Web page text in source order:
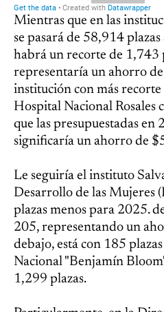
Mientras que en las
se pasará de 58,914
habrá un recorte de 1,743
representaría un ahorro
institución con más recorte
Hospital Nacional Rosales
que las presupuestadas en
significaría un ahorro de
Le seguiría el instituto
Desarrollo de las Mujeres
plazas menos para 2025.
205, representando un
debajo, está con 185
Nacional "Benjamín
1,299 plazas.